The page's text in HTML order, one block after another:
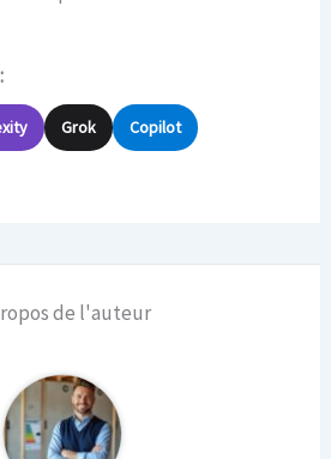
Grok Copilot
de l'auteur